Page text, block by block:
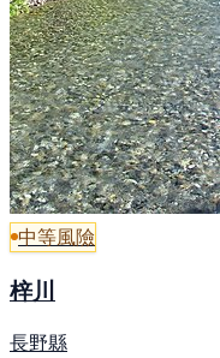
中等風險
梓川
長野縣